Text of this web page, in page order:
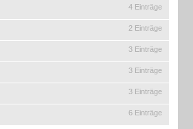
4 Einträge
2 Einträge
3 Einträge
3 Einträge
3 Einträge
6 Einträge